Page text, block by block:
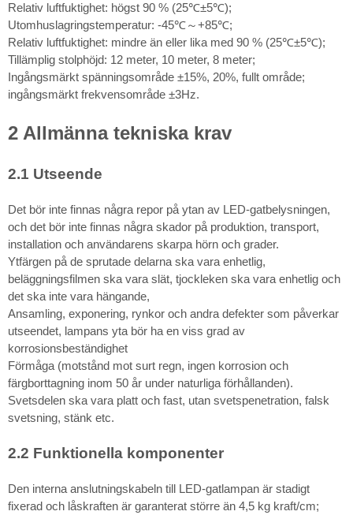
Relativ luftfuktighet: högst 90 % (25℃±5℃);
Utomhuslagringstemperatur: -45℃～+85℃;
Relativ luftfuktighet: mindre än eller lika med 90 % (25℃±5℃);
Tillämplig stolphöjd: 12 meter, 10 meter, 8 meter;
Ingångsmärkt spänningsområde ±15%, 20%, fullt område;
ingångsmärkt frekvensområde ±3Hz.
2 Allmänna tekniska krav
2.1 Utseende
Det bör inte finnas några repor på ytan av LED-gatbelysningen,
och det bör inte finnas några skador på produktion, transport,
installation och användarens skarpa hörn och grader.
Ytfärgen på de sprutade delarna ska vara enhetlig,
beläggningsfilmen ska vara slät, tjockleken ska vara enhetlig och
det ska inte vara hängande,
Ansamling, exponering, rynkor och andra defekter som påverkar
utseendet, lampans yta bör ha en viss grad av
korrosionsbeständighet
Förmåga (motstånd mot surt regn, ingen korrosion och
färgborttagning inom 50 år under naturliga förhållanden).
Svetsdelen ska vara platt och fast, utan svetspenetration, falsk
svetsning, stänk etc.
2.2 Funktionella komponenter
Den interna anslutningskabeln till LED-gatlampan är stadigt
fixerad och låskraften är garanterat större än 4,5 kg kraft/cm;